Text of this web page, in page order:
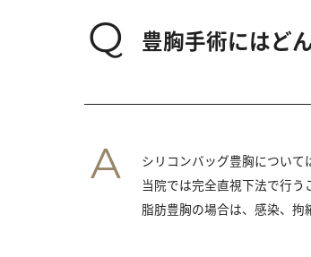
Q 豊胸手術にはど
A
シリコンバッグ豊胸について
当院では完全直視下法で行う
脂肪豊胸の場合は、感染、拘